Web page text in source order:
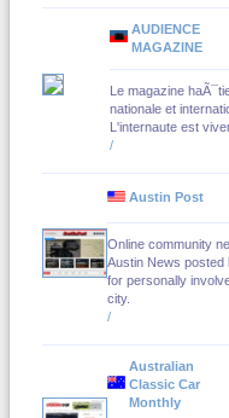
AUDIENCE
MAGAZINE
Le magazine
nationale et
L'internaute est
/
Austin Post
Online community
Austin News posted
for personally
city.
/
Australian
Classic Car
Monthly